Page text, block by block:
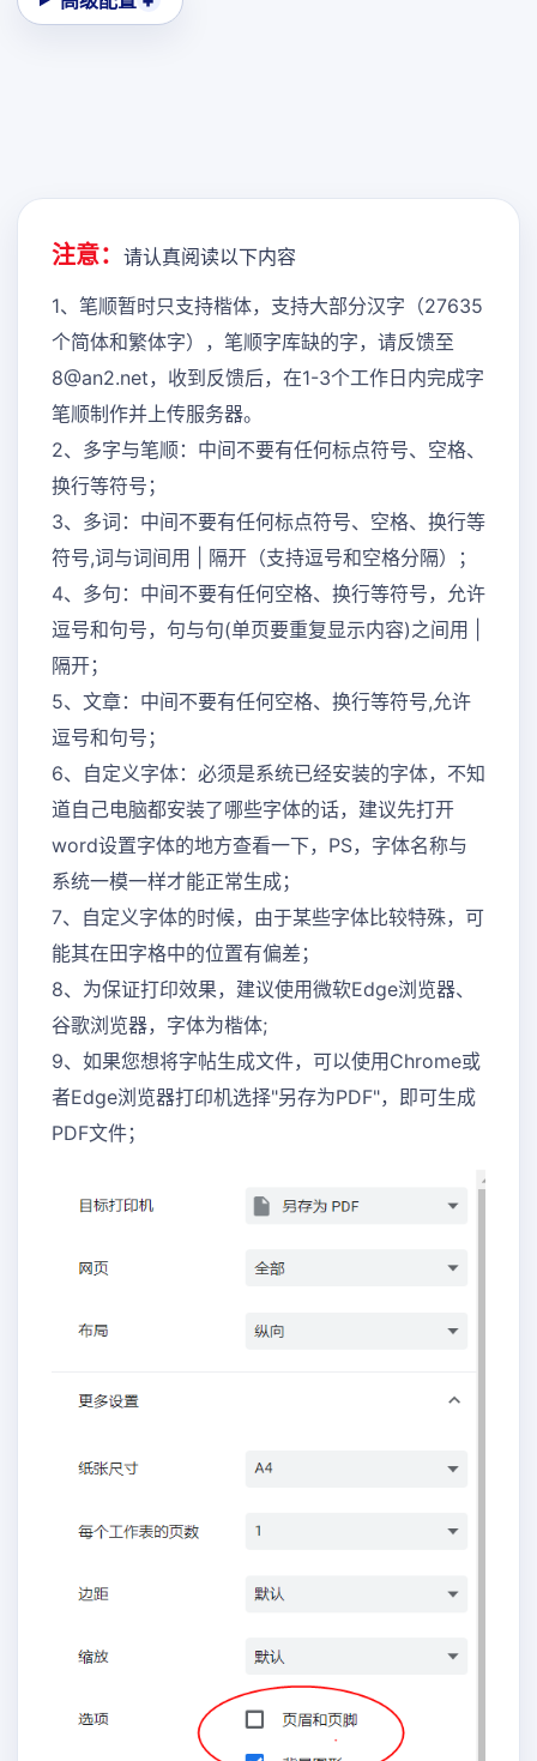
注意： 请认真阅读以下内容
1、笔顺暂时只支持楷体，支持大部分汉字（27635
个简体和繁体字），笔顺字库缺的字，请反馈至
8@an2.net，收到反馈后，在1-3个工作日内完成字
笔顺制作并上传服务器。
2、多字与笔顺：中间不要有任何标点符号、空格、
换行等符号；
3、多词：中间不要有任何标点符号、空格、换行等
符号,词与词间用 | 隔开（支持逗号和空格分隔）；
4、多句：中间不要有任何空格、换行等符号，允许
逗号和句号，句与句(单页要重复显示内容)之间用 |
隔开；
5、文章：中间不要有任何空格、换行等符号,允许
逗号和句号；
6、自定义字体：必须是系统已经安装的字体，不知
道自己电脑都安装了哪些字体的话，建议先打开
word设置字体的地方查看一下，PS，字体名称与
系统一模一样才能正常生成；
7、自定义字体的时候，由于某些字体比较特殊，可
能其在田字格中的位置有偏差；
8、为保证打印效果，建议使用微软Edge浏览器、
谷歌浏览器，字体为楷体;
9、如果您想将字帖生成文件，可以使用Chrome或
者Edge浏览器打印机选择"另存为PDF"，即可生成
PDF文件；